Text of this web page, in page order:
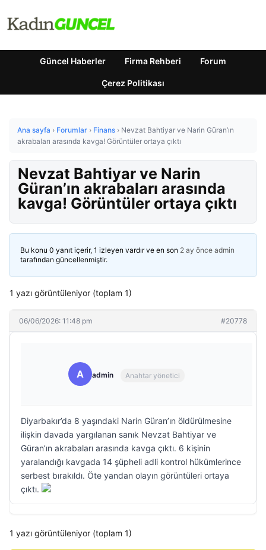
Güncel Haberler Firma Rehberi Forum
Çerez Politikası
Ana sayfa › Forumlar › Finans › Nevzat Bahtiyar ve Narin Güran’ın
akrabaları arasında kavga! Görüntüler ortaya çıktı
Nevzat Bahtiyar ve Narin
Güran’ın akrabaları arasında
kavga! Görüntüler ortaya çıktı
Bu konu 0 yanıt içerir, 1 izleyen vardır ve en son 2 ay önce admin
tarafından güncellenmiştir.
1 yazı görüntüleniyor (toplam 1)
06/06/2026: 11:48 pm #20778
A admin Anahtar yönetici
Diyarbakır’da 8 yaşındaki Narin Güran’ın öldürülmesine
ilişkin davada yargılanan sanık Nevzat Bahtiyar ve
Güran’ın akrabaları arasında kavga çıktı. 6 kişinin
yaralandığı kavgada 14 şüpheli adli kontrol hükümlerince
serbest bırakıldı. Öte yandan olayın görüntüleri ortaya
çıktı.
1 yazı görüntüleniyor (toplam 1)